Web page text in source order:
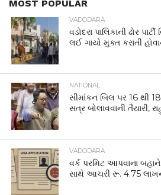
MOST POPULAR
VADODARA
વડોદરા પાલિકાની ઢોર
લઈ ગાયો મુક્ત કરાતી
NATIONAL
સીમાંકન બિલ પર 16 થી
સત્ર બોલાવવાની તૈયારી,
VADODARA
વર્ક પરમિટ આપવાના
સાથે આચરી રૂ. 4.75